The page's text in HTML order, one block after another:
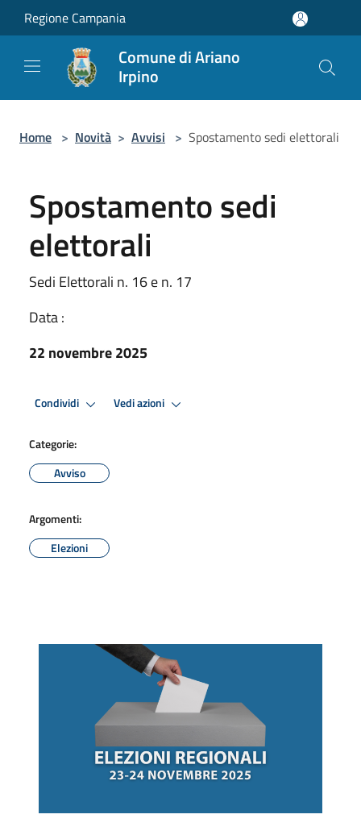
Salta al contenuto principale
Regione Campania
Comune di Ariano
Irpino
Home > Novità > Avvisi > Spostamento sedi elettorali
Spostamento sedi
elettorali
Sedi Elettorali n. 16 e n. 17
Data :
22 novembre 2025
Condividi Vedi azioni
Categorie:
Avviso
Argomenti:
Elezioni